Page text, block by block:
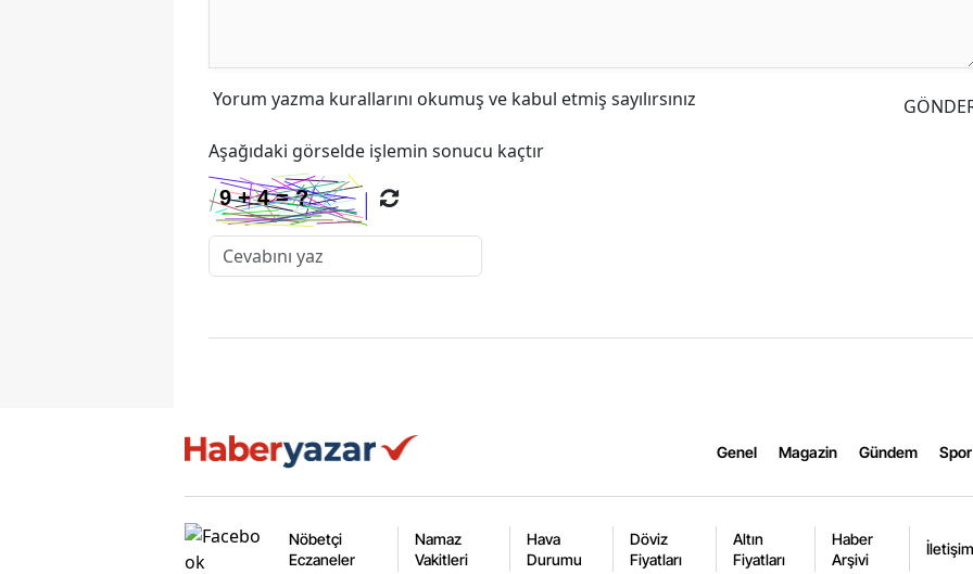
Yorum yazma kurallarını okumuş ve kabul etmiş sayılırsınız
Aşağıdaki görselde işlemin sonucu kaçtır
Genel Magazin Gündem Spor
Nöbetçi
Eczaneler
Namaz
Vakitleri
Hava
Durumu
Döviz
Fiyatları
Altın
Fiyatları
Haber
Arşivi